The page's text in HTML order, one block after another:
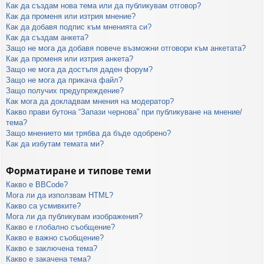
Как да създам нова тема или да публикувам отговор?
Как да променя или изтрия мнение?
Как да добавя подпис към мненията си?
Как да създам анкета?
Защо не мога да добавя повече възможни отговори към анкетата?
Как да променя или изтрия анкета?
Защо не мога да достъпя даден форум?
Защо не мога да прикача файл?
Защо получих предупреждение?
Как мога да докладвам мнения на модератор?
Какво прави бутона “Запази чернова” при публикуване на мнение/
тема?
Защо мнението ми трябва да бъде одобрено?
Как да избутам темата ми?
Форматиране и типове теми
Какво е BBCode?
Мога ли да използвам HTML?
Какво са усмивките?
Мога ли да публикувам изображения?
Какво е глобално съобщение?
Какво е важно съобщение?
Какво е заключена тема?
Какво е закачена тема?